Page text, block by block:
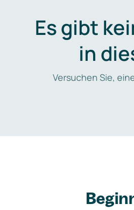
Es gibt
in
Versuchen Sie,